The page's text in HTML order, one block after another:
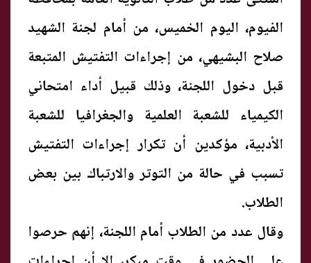
الفيوم، اليوم الخميس، من أمام لجنة الشهيد
صلاح البشيهي، من إجراءات التفتيش المتبعة
قبل دخول اللجنة، وذلك قبيل أداء امتحاني
الكيمياء للشعبة العلمية والجغرافيا للشعبة
الأدبية، مؤكدين أن تكرار إجراءات التفتيش
تسبب في حالة من التوتر والارتباك بين بعض
الطلاب.
وقال عدد من الطلاب أمام اللجنة، إنهم حرصوا